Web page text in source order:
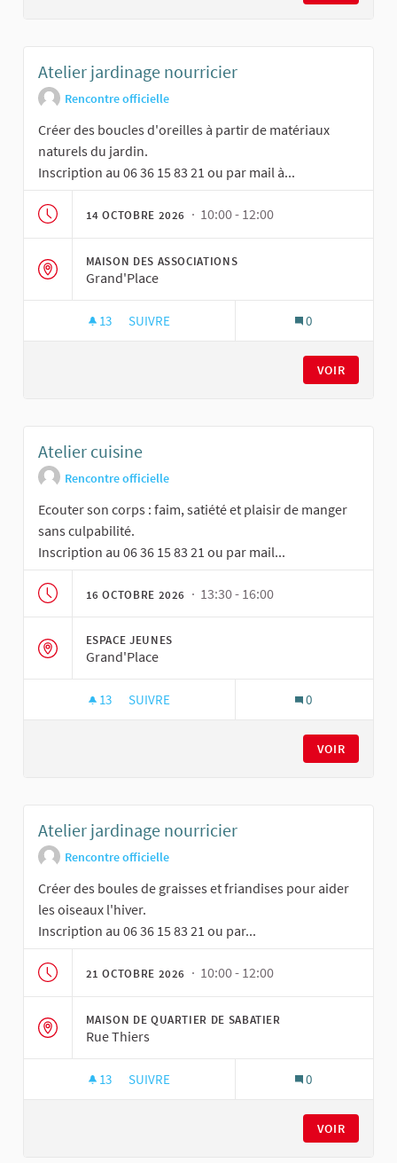
Atelier jardinage nourricier
Rencontre officielle
Créer des boucles d'oreilles à partir de matériaux
naturels du jardin.
Inscription au 06 36 15 83 21 ou par mail à...
14 OCTOBRE 2026 · 10:00 - 12:00
MAISON DES ASSOCIATIONS
Grand'Place
13 13 ABONNÉS
SUIVRE 0
VOIR
Atelier cuisine
Rencontre officielle
Ecouter son corps : faim, satiété et plaisir de manger
sans culpabilité.
Inscription au 06 36 15 83 21 ou par mail...
16 OCTOBRE 2026 · 13:30 - 16:00
ESPACE JEUNES
Grand'Place
13 13 ABONNÉS
SUIVRE 0
VOIR
Atelier jardinage nourricier
Rencontre officielle
Créer des boules de graisses et friandises pour aider
les oiseaux l'hiver.
Inscription au 06 36 15 83 21 ou par...
21 OCTOBRE 2026 · 10:00 - 12:00
MAISON DE QUARTIER DE SABATIER
Rue Thiers
13 13 ABONNÉS
SUIVRE 0
VOIR